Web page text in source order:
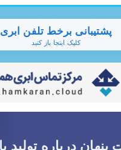
پشتیبانی برخط تلفن ابری
کلیک اینجا باز کنید